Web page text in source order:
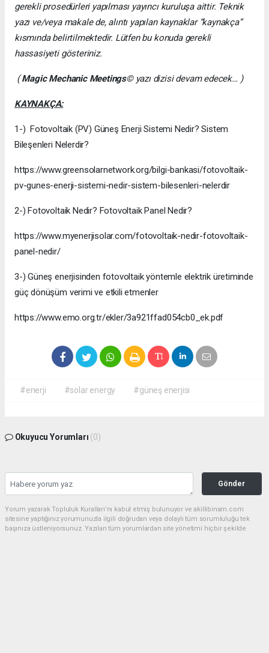
gerekli prosedürleri yapılması yayıncı kuruluşa aittir. Teknik
yazı ve/veya makale de, alıntı yapılan kaynaklar “kaynakça”
kısmında belirtilmektedir. Lütfen bu konuda gerekli
hassasiyeti gösteriniz.
(Magic Mechanic Meetings© yazı dizisi devam edecek… )
KAYNAKÇA:
1-) Fotovoltaik (PV) Güneş Enerji Sistemi Nedir? Sistem
Bileşenleri Nelerdir?
https://www.greensolarnetwork.org/bilgi-bankasi/fotovoltaik-
pv-gunes-enerji-sistemi-nedir-sistem-bilesenleri-nelerdir
2-) Fotovoltaik Nedir? Fotovoltaik Panel Nedir?
https://www.myenerjisolar.com/fotovoltaik-nedir-fotovoltaik-
panel-nedir/
3-) Güneş enerjisinden fotovoltaik yöntemle elektrik üretiminde
güç dönüşüm verimi ve etkili etmenler
https://www.emo.org.tr/ekler/3a921ffad054cb0_ek.pdf
#enerji #solar energy #güneş enerjisi
Okuyucu Yorumları (0)
Gönder
Yorum yazarak Topluluk Kuralları’nı kabul etmiş bulunuyor ve akillibinam.com
sitesine yaptığınız yorumunuzla ilgili doğrudan veya dolaylı tüm sorumluluğu tek
başınıza üstleniyorsunuz. Yazılan tüm yorumlardan site yönetimi hiçbir şekilde